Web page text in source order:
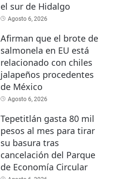
el sur de Hidalgo
Agosto 6, 2026
Afirman que el brote de
salmonela en EU está
relacionado con chiles
jalapeños procedentes
de México
Agosto 6, 2026
Tepetitlán gasta 80 mil
pesos al mes para tirar
su basura tras
cancelación del Parque
de Economía Circular